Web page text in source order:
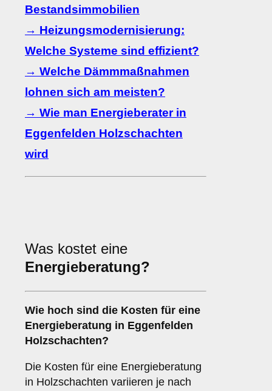
Bestandsimmobilien
→ Heizungsmodernisierung:
Welche Systeme sind effizient?
→ Welche Dämmmaßnahmen
lohnen sich am meisten?
→ Wie man Energieberater in
Eggenfelden Holzschachten
wird
Was kostet eine
Energieberatung?
Wie hoch sind die Kosten für eine
Energieberatung in Eggenfelden
Holzschachten?
Die Kosten für eine Energieberatung
in Holzschachten variieren je nach